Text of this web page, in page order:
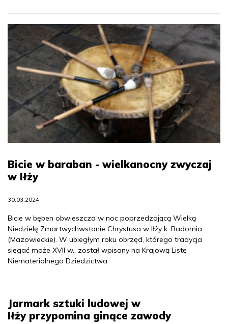
Bicie w baraban - wielkanocny zwyczaj
w Iłży
30.03.2024
Bicie w bęben obwieszcza w noc poprzedzającą Wielką
Niedzielę Zmartwychwstanie Chrystusa w Iłży k. Radomia
(Mazowieckie). W ubiegłym roku obrzęd, którego tradycja
sięgać może XVII w., został wpisany na Krajową Listę
Niematerialnego Dziedzictwa.
Jarmark sztuki ludowej w
Iłży przypomina ginące zawody